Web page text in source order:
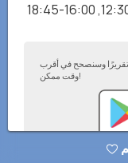
,
16:00-18:45
وسنصحح في أقرب
وقت ممكن!